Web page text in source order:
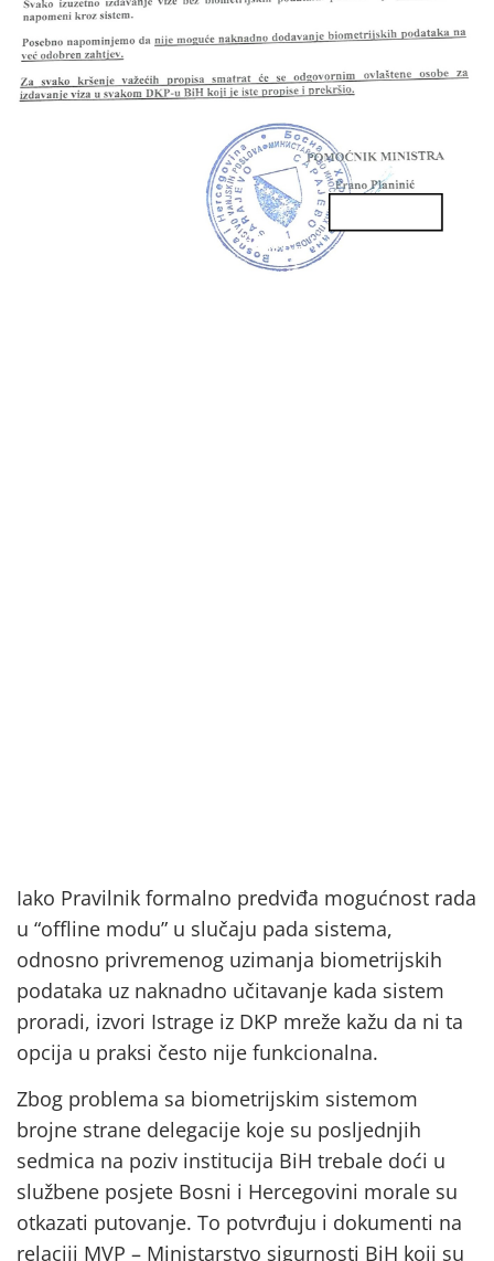
Iako Pravilnik formalno predviđa mogućnost rada
u “offline modu” u slučaju pada sistema,
odnosno privremenog uzimanja biometrijskih
podataka uz naknadno učitavanje kada sistem
proradi, izvori Istrage iz DKP mreže kažu da ni ta
opcija u praksi često nije funkcionalna.
Zbog problema sa biometrijskim sistemom
brojne strane delegacije koje su posljednjih
sedmica na poziv institucija BiH trebale doći u
službene posjete Bosni i Hercegovini morale su
otkazati putovanje. To potvrđuju i dokumenti na
relaciji MVP – Ministarstvo sigurnosti BiH koji su